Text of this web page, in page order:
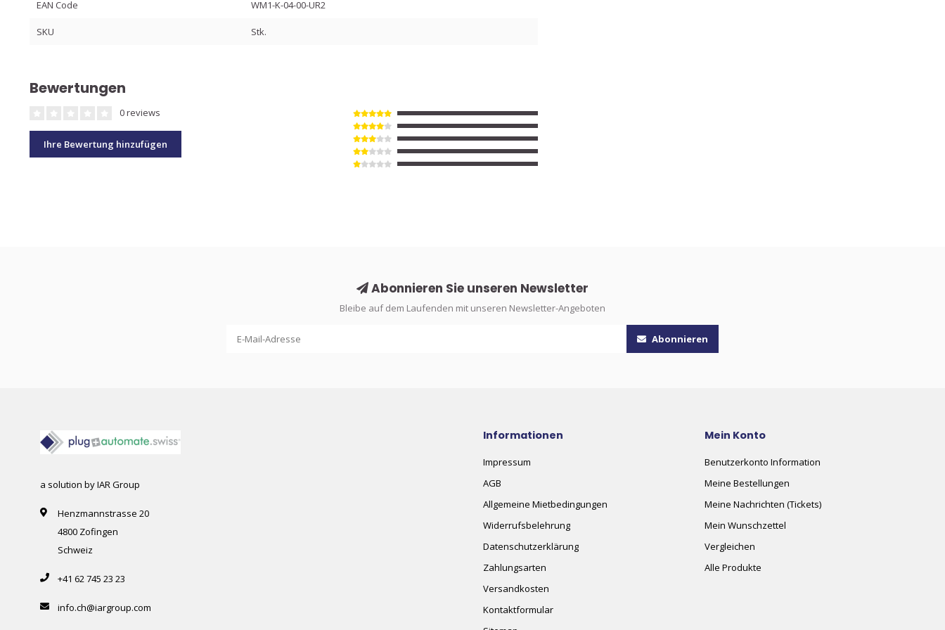
EAN Code WM1-K-04-00-UR2
SKU Stk.
Bewertungen
0 reviews
Ihre Bewertung hinzufügen
Abonnieren Sie unseren Newsletter
Bleibe auf dem Laufenden mit unseren Newsletter-Angeboten
Abonnieren
a solution by IAR Group
Henzmannstrasse 20
4800 Zofingen
Schweiz
+41 62 745 23 23
info.ch@iargroup.com
Informationen
Impressum
AGB
Allgemeine Mietbedingungen
Widerrufsbelehrung
Datenschutzerklärung
Zahlungsarten
Versandkosten
Kontaktformular
Mein Konto
Benutzerkonto Information
Meine Bestellungen
Meine Nachrichten (Tickets)
Mein Wunschzettel
Vergleichen
Alle Produkte